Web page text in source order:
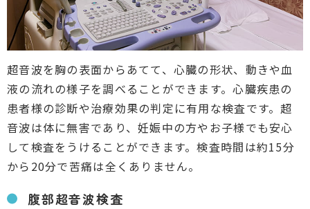
超音波を胸の表面からあてて、心臓の形状、動きや血
液の流れの様子を調べることができます。心臓疾患の
患者様の診断や治療効果の判定に有用な検査です。超
音波は体に無害であり、妊娠中の方やお子様でも安心
して検査をうけることができます。検査時間は約15分
から20分で苦痛は全くありません。
腹部超音波検査